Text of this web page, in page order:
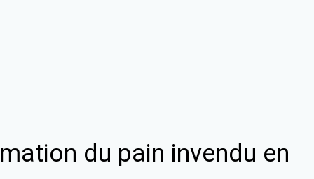
du pain invendu en